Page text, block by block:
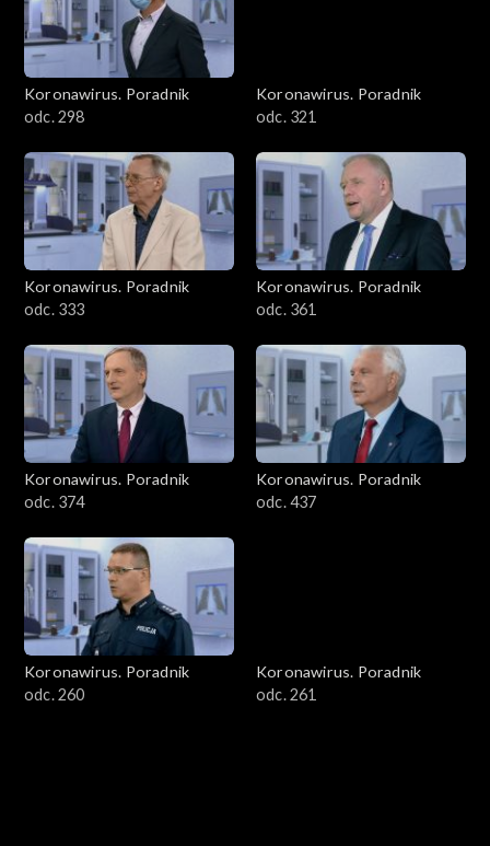
Koronawirus. Poradnik
odc. 298
Koronawirus. Poradnik
odc. 321
Koronawirus. Poradnik
odc. 333
Koronawirus. Poradnik
odc. 361
Koronawirus. Poradnik
odc. 374
Koronawirus. Poradnik
odc. 437
Koronawirus. Poradnik
odc. 260
Koronawirus. Poradnik
odc. 261